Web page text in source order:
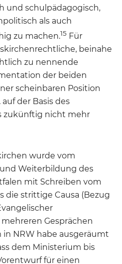
und schulpädagogisch,
als auch
zu machen.15 Für
beinahe
zu nennende
der beiden
scheinbaren Position
auf der Basis des
zukünftig nicht mehr
wurde vom
Weiterbildung des
mit Schreiben vom
die strittige Causa (Bezug
Gesprächen
NRW habe ausgeräumt
dem Ministerium bis
für einen